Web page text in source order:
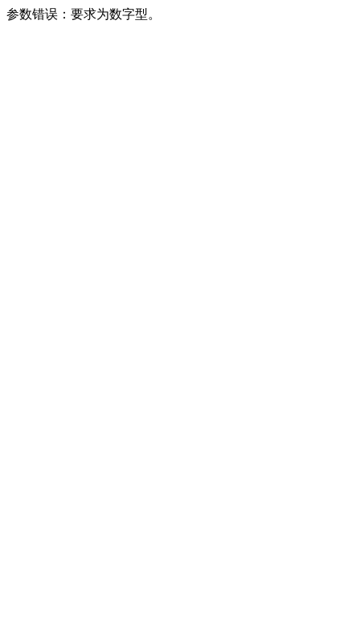
参数错误：要求为数字型。